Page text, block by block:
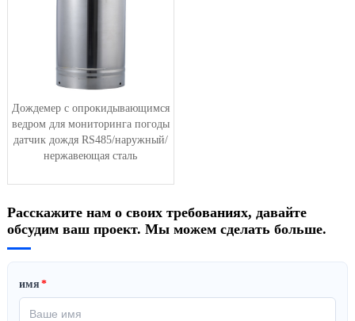
Дождемер с опрокидывающимся
ведром для мониторинга погоды
датчик дождя RS485/наружный/
нержавеющая сталь
Расскажите нам о своих требованиях, давайте
обсудим ваш проект. Мы можем сделать больше.
имя *